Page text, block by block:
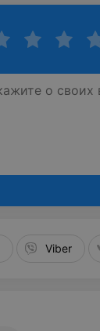
Viber